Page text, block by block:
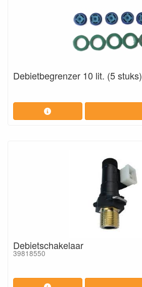
Debietbegrenzer 10 lit. (5 stuks)
Debietschakelaar
39818550